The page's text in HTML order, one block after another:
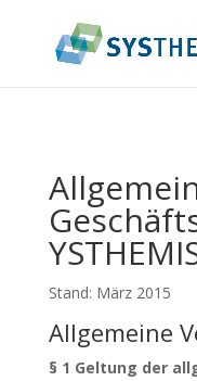
Stand: März 2015
Allgemeine
§ 1 Geltung der